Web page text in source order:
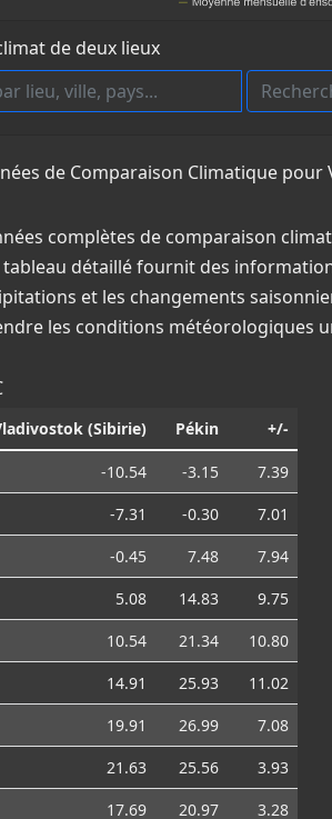
de deux lieux
de Comparaison Climatique pour
complètes de comparaison
tableau détaillé fournit des
et les changements
les conditions météorologiques
(Sibirie) Pékin +/-
-10.54 -3.15
7.39
-7.31 -0.30
7.01
-0.45 7.48
7.94
5.08 14.83
9.75
10.54 21.34
10.80
14.91 25.93
11.02
19.91 26.99
7.08
21.63 25.56
3.93
17.69 20.97
3.28